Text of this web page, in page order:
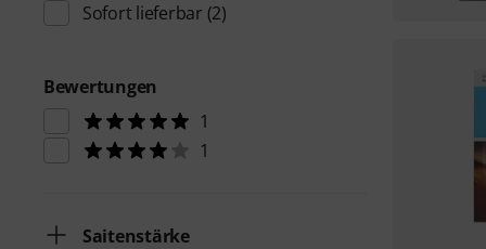
Sofort lieferbar (2)
Bewertungen
1
1
Saitenstärke